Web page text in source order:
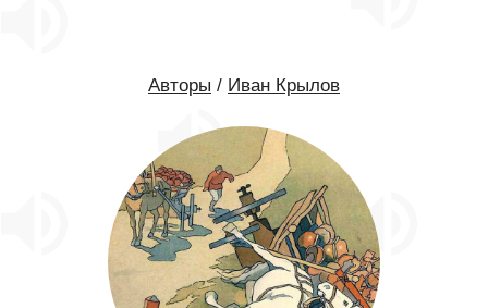
Авторы / Иван Крылов